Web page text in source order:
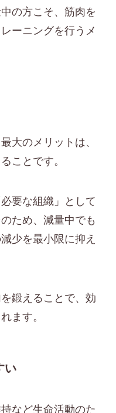
の方こそ、筋肉を
ーニングを行うメ
大のメリットは、
ことです。
要な組織」として
ため、減量中でも
少を最小限に抑え
鍛えることで、効
ます。
い
など生命活動のた